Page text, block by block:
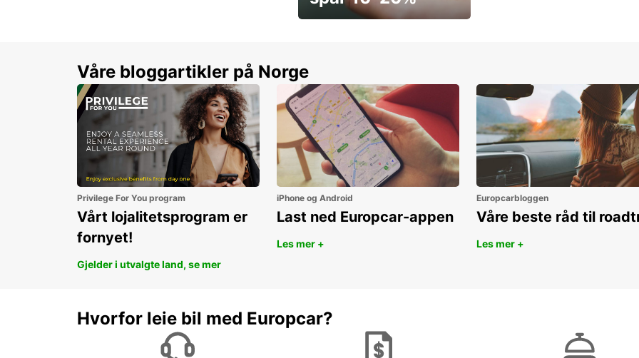
Våre bloggartikler på Norge
Privilege For You program
Vårt lojalitetsprogram er
fornyet!
Gjelder i utvalgte land, se mer
iPhone og Android
Last ned Europcar-appen
Les mer +
Europcarbloggen
Våre beste råd til
Les mer +
Hvorfor leie bil med Europcar?